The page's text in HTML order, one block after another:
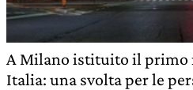
A Milano istituito il primo
Italia: una svolta per le